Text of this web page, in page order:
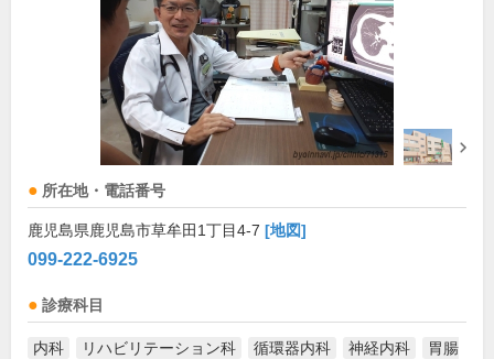
所在地・電話番号
鹿児島県鹿児島市草牟田1丁目4-7 [地図]
099-222-6925
診療科目
内科 リハビリテーション科 循環器内科 神経内科
胃腸